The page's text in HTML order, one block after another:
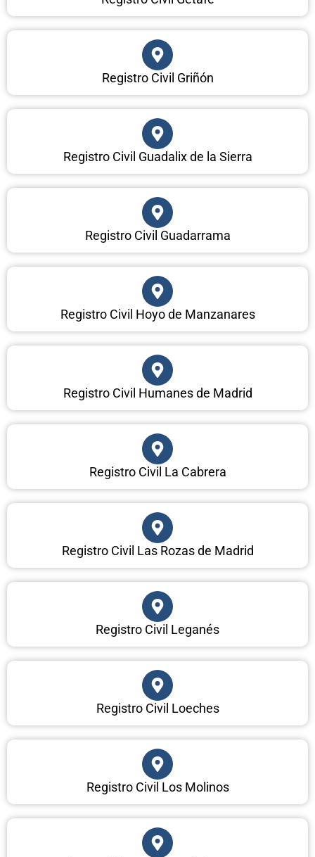
Registro Civil Griñón
Registro Civil Guadalix de la Sierra
Registro Civil Guadarrama
Registro Civil Hoyo de Manzanares
Registro Civil Humanes de Madrid
Registro Civil La Cabrera
Registro Civil Las Rozas de Madrid
Registro Civil Leganés
Registro Civil Loeches
Registro Civil Los Molinos